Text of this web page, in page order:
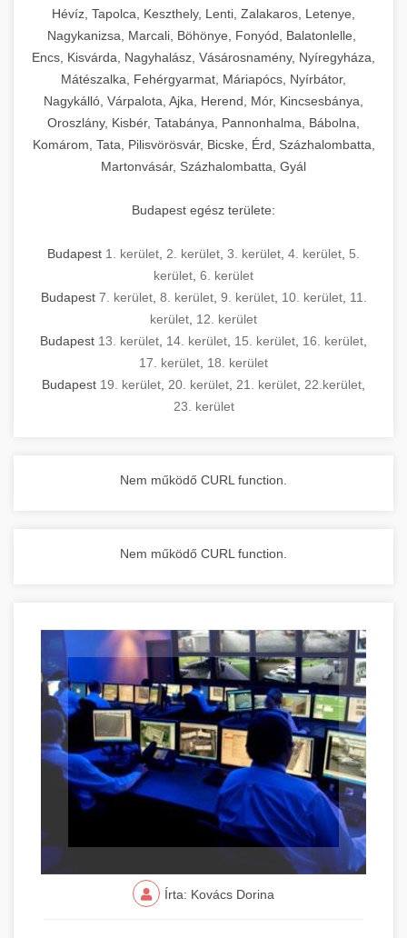
Hévíz, Tapolca, Keszthely, Lenti, Zalakaros, Letenye,
Nagykanizsa, Marcali, Böhönye, Fonyód, Balatonlelle,
Encs, Kisvárda, Nagyhalász, Vásárosnamény, Nyíregyháza,
Mátészalka, Fehérgyarmat, Máriapócs, Nyírbátor,
Nagykálló, Várpalota, Ajka, Herend, Mór, Kincsesbánya,
Oroszlány, Kisbér, Tatabánya, Pannonhalma, Bábolna,
Komárom, Tata, Pilisvörösvár, Bicske, Érd, Százhalombatta,
Martonvásár, Százhalombatta, Gyál
Budapest egész területe:
Budapest 1. kerület 2. kerület 3. kerület 4. kerület 5.
kerület 6. kerület
Budapest 7. kerület, 8. kerület, 9. kerület, 10. kerület, 11.
kerület 12. kerület
Budapest 13. kerület 14. kerület 15. kerület 16. kerület
17. kerület 18. kerület
Budapest 19. kerület 20. kerület 21. kerület 22.kerület
23. kerület
Nem működő CURL function.
Nem működő CURL function.
Írta: Kovács Dorina